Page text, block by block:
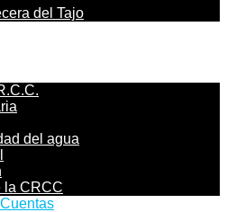
del Tajo
del agua
la CRCC